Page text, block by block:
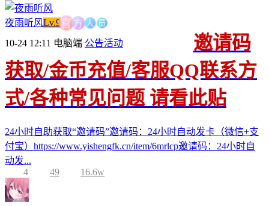
夜雨听风Lv.9官方人员
10-24 12:11 电脑端 公告活动
邀请码
获取/金币充值/客服QQ联系方
式/各种常见问题 请看此贴
24小时自助获取“邀请码”邀请码：24小时自动发卡（微信+支
付宝）https://www.yishengfk.cn/item/6mrlcp邀请码：24小时自
动发...
4
49 16.6w